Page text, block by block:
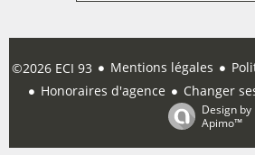
©2026 ECI 93 Mentions légales
Honoraires d'agence
Changer
Design by
Apimo™